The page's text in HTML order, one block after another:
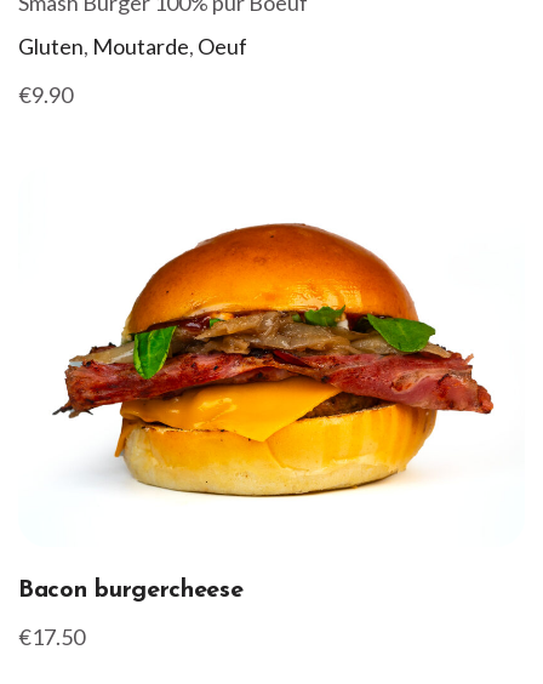
Gluten, Moutarde, Oeuf
€9.90
Bacon burgercheese
€17.50